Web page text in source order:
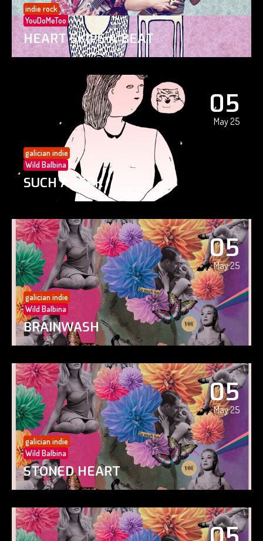
indie rock
YouDoMeToo
HEART SKIPS A BEAT
05
May 25
galician indie
Wild Balbina
SUCH A JERK
05
May 25
galician indie
Wild Balbina
BRAINWASH
05
May 25
galician indie
Wild Balbina
STONED HEART